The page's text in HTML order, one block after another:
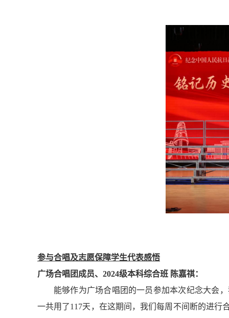
参与合唱及志愿保障学生代表感悟
广场合唱团成员、2024级本科综合班 陈嘉祺：
能够作为广场合唱团的一员参加本次纪念大会
一共用了117天，在这期间，我们每周不间断的进